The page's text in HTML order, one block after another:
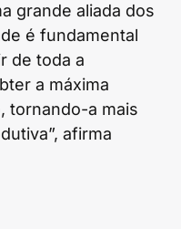
grande aliada dos
é fundamental
de toda a
a máxima
tornando-a mais
afirma